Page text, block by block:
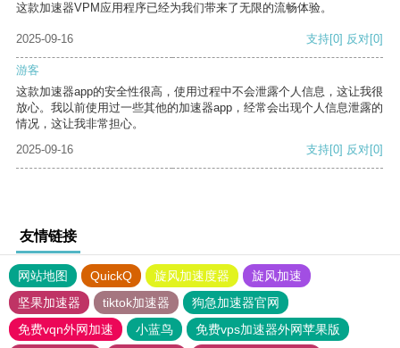
这款加速器VPM应用程序已经为我们带来了无限的流畅体验。
2025-09-16 支持[0] 反对[0]
游客
这款加速器app的安全性很高，使用过程中不会泄露个人信息，这让我很
放心。我以前使用过一些其他的加速器app，经常会出现个人信息泄露的
情况，这让我非常担心。
2025-09-16
支持[0] 反对[0]
友情链接
网站地图 QuickQ 旋风加速度器
旋风加速
坚果加速器
tiktok加速器
狗急加速器官网
免费vqn外网加速
小蓝鸟
免费vps加速器外网苹果版